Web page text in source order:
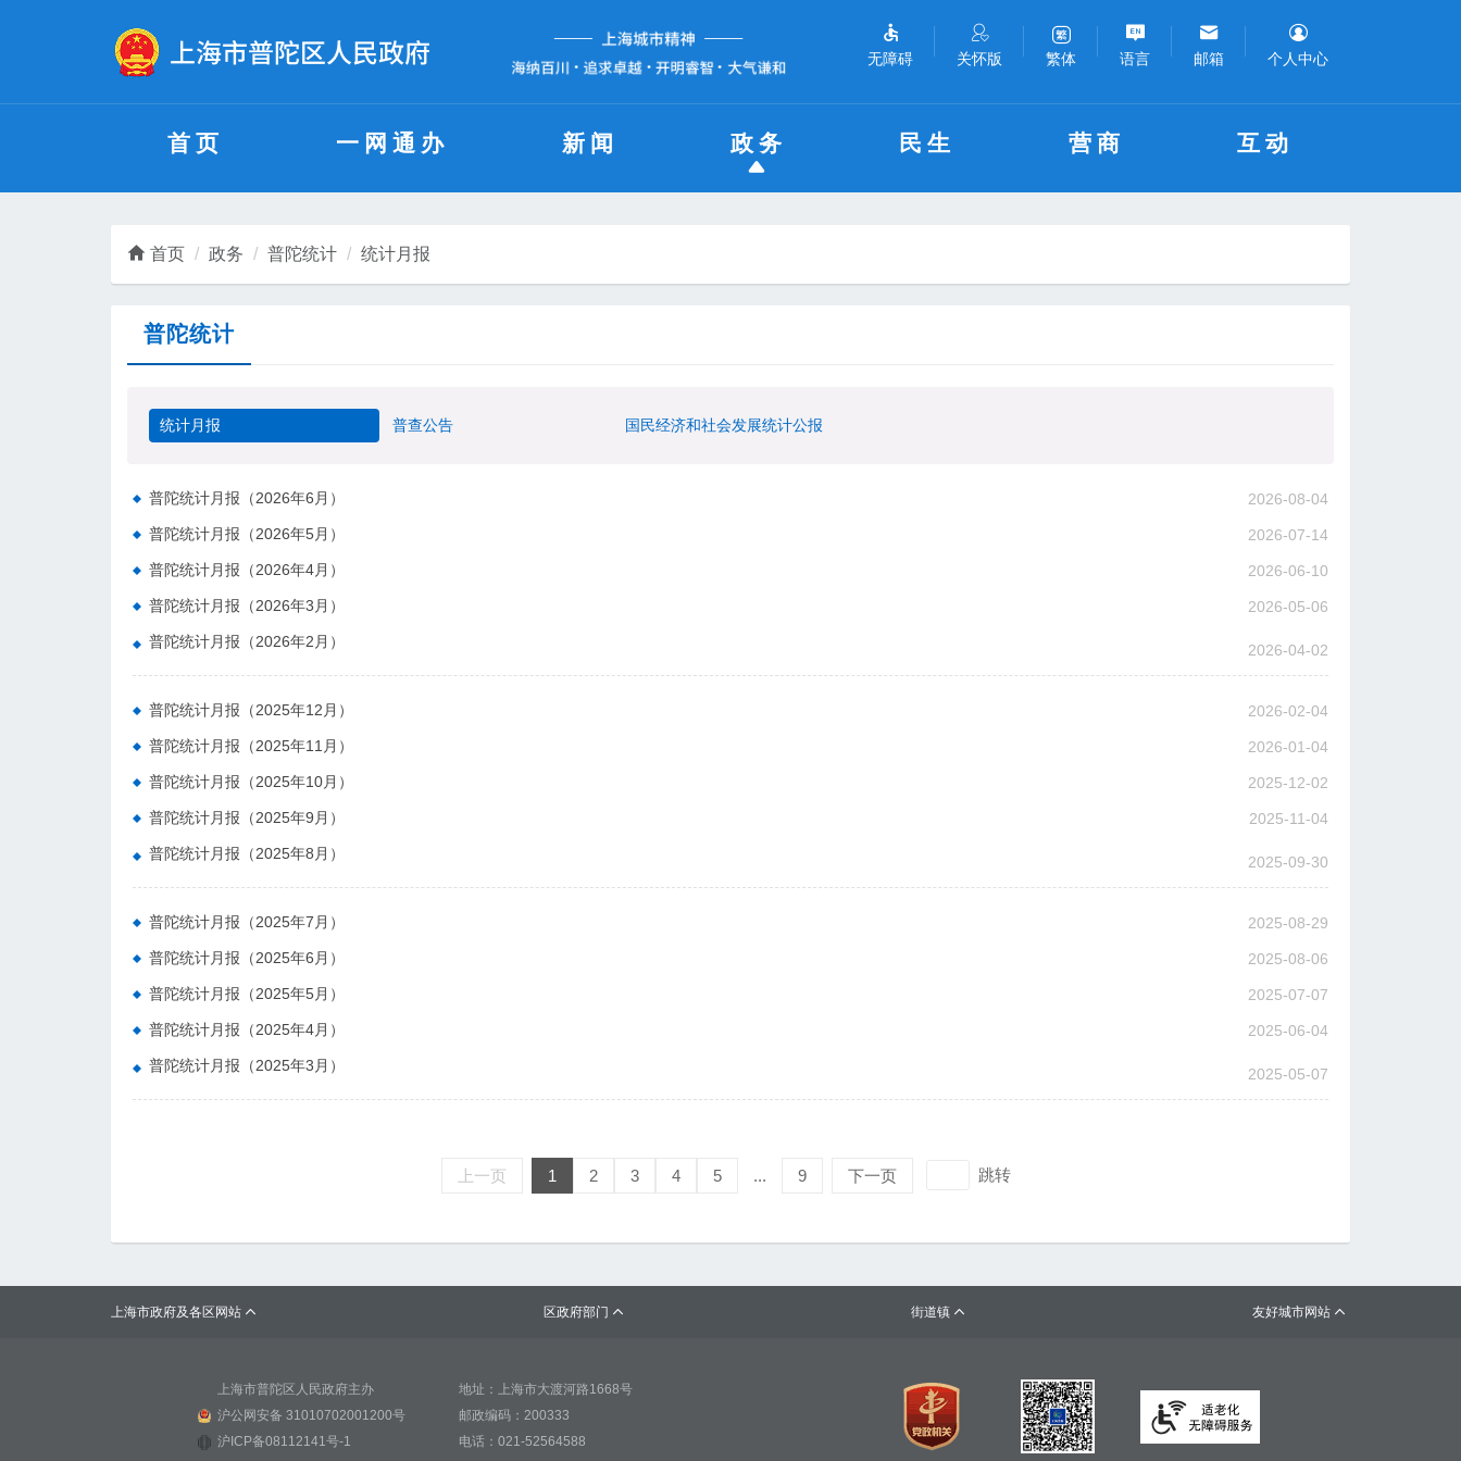
无障碍 关怀版 繁体 语言 邮箱 个人中心
首页 一网通办 新闻 政务 民生 营商 互动
首页 政务 普陀统计 统计月报
普陀统计
统计月报 普查公告 国民经济和社会发展统计公报
普陀统计月报（2026年6月） 2026-08-04
普陀统计月报（2026年5月） 2026-07-14
普陀统计月报（2026年4月） 2026-06-10
普陀统计月报（2026年3月） 2026-05-06
普陀统计月报（2026年2月） 2026-04-02
普陀统计月报（2025年12月） 2026-02-04
普陀统计月报（2025年11月） 2026-01-04
普陀统计月报（2025年10月） 2025-12-02
普陀统计月报（2025年9月） 2025-11-04
普陀统计月报（2025年8月） 2025-09-30
普陀统计月报（2025年7月） 2025-08-29
普陀统计月报（2025年6月） 2025-08-06
普陀统计月报（2025年5月） 2025-07-07
普陀统计月报（2025年4月） 2025-06-04
普陀统计月报（2025年3月） 2025-05-07
上一页 1 2 3 4 5 ... 9 下一页 跳转
上海市政府及各区网站  区政府部门  街道镇  友好城市网站 
上海市普陀区人民政府主办
地址：上海市大渡河路1668号
沪公网安备 31010702001200号
邮政编码：200333
沪ICP备08112141号-1
电话：021-52564588